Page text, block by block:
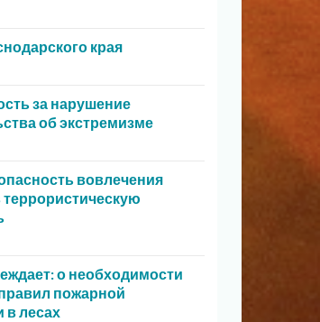
края
за нарушение
об экстремизме
вовлечения
террористическую
о необходимости
пожарной
в лесах